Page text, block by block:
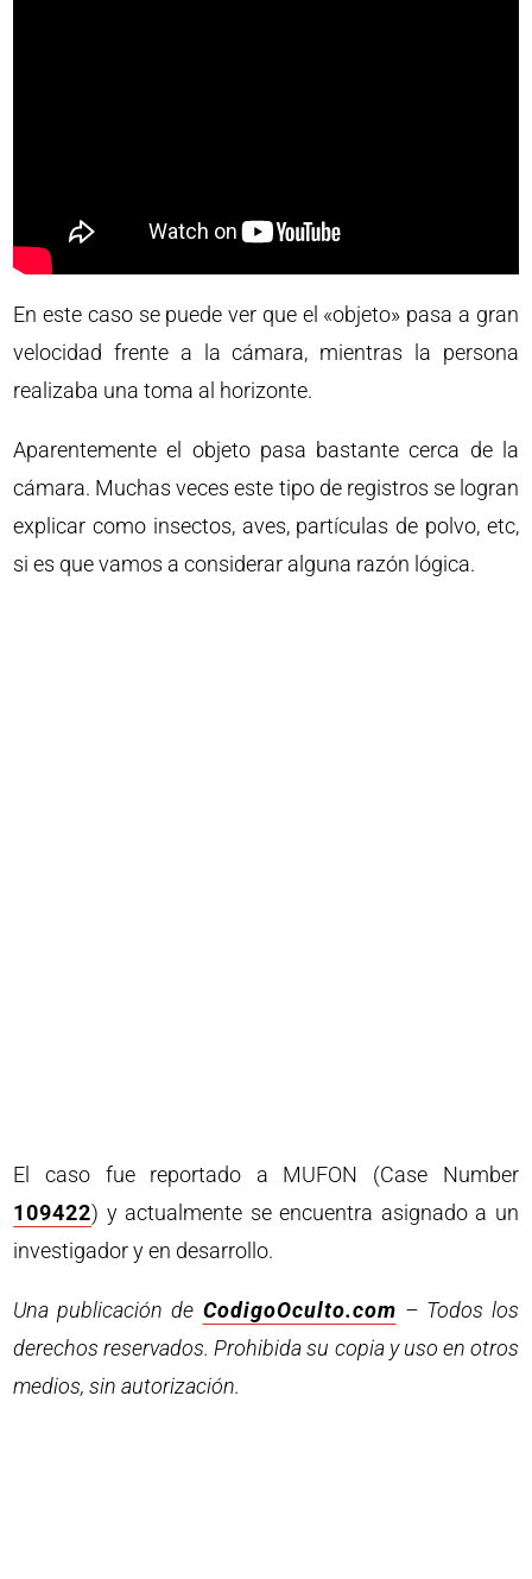
En este caso se puede ver que el «objeto» pasa a gran
velocidad frente a la cámara, mientras la persona
realizaba una toma al horizonte.
Aparentemente el objeto pasa bastante cerca de la
cámara. Muchas veces este tipo de registros se logran
explicar como insectos, aves, partículas de polvo, etc,
si es que vamos a considerar alguna razón lógica.
El caso fue reportado a MUFON (Case Number
109422) y actualmente se encuentra asignado a un
investigador y en desarrollo.
Una publicación de CodigoOculto.com – Todos los
derechos reservados. Prohibida su copia y uso en otros
medios, sin autorización.